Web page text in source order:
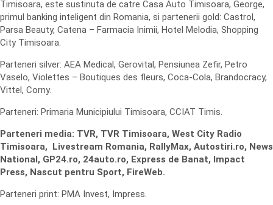
Timisoara, este sustinuta de catre Casa Auto Timisoara, George,
primul banking inteligent din Romania, si partenerii gold: Castrol,
Parsa Beauty, Catena – Farmacia Inimii, Hotel Melodia, Shopping
City Timisoara.
Parteneri silver: AEA Medical, Gerovital, Pensiunea Zefir, Petro
Vaselo, Violettes – Boutiques des fleurs, Coca-Cola, Brandocracy,
Vittel, Corny.
Parteneri: Primaria Municipiului Timisoara, CCIAT Timis.
Parteneri media: TVR, TVR Timisoara, West City Radio
Timisoara, Livestream Romania, RallyMax, Autostiri.ro, News
National, GP24.ro, 24auto.ro, Express de Banat, Impact
Press, Nascut pentru Sport, FireWeb.
Parteneri print: PMA Invest, Impress.